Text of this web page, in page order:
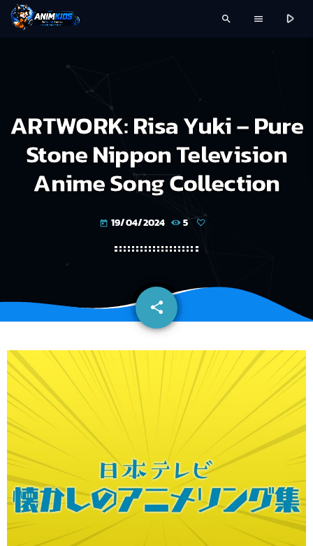
search menu play_arrow
ARTWORK: Risa Yuki – Pure
Stone Nippon Television
Anime Song Collection
today 19/04/2024 5
share
email